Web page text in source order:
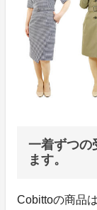
一着ずつの
ます。
Cobittoの商品